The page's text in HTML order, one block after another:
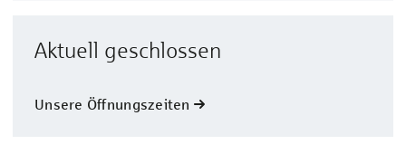
Aktuell geschlossen
Unsere Öffnungszeiten